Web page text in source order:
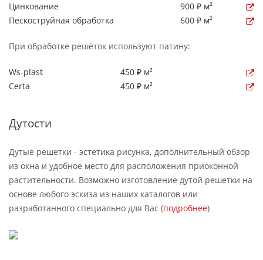
Цинкование
900 ₽ м²
Пескоструйная обработка
600 ₽ м²
При обработке решёток используют патину:
Ws-plast
450 ₽ м²
Certa
450 ₽ м²
Дутости
Дутые решетки - эстетика рисунка, дополнительный обзор
из окна и удобное место для расположения приоконной
растительности. Возможно изготовление дутой решетки на
основе любого эскиза из наших каталогов или
разработанного специально для Вас (подробнее)